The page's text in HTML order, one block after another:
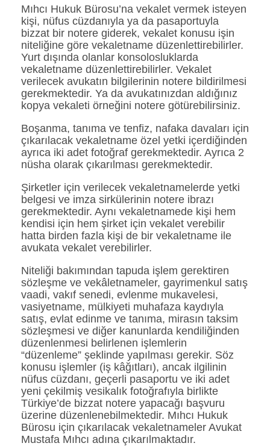
Mıhcı Hukuk Bürosu’na vekalet vermek isteyen
kişi, nüfus cüzdanıyla ya da pasaportuyla
bizzat bir notere giderek, vekalet konusu işin
niteliğine göre vekaletname düzenlettirebilirler.
Yurt dışında olanlar konsolosluklarda
vekaletname düzenlettirebilirler. Vekalet
verilecek avukatın bilgilerinin notere bildirilmesi
gerekmektedir. Ya da avukatınızdan aldığınız
kopya vekaleti örneğini notere götürebilirsiniz.
Boşanma, tanıma ve tenfiz, nafaka davaları için
çıkarılacak vekaletname özel yetki içerdiğinden
ayrıca iki adet fotoğraf gerekmektedir. Ayrıca 2
nüsha olarak çıkarılması gerekmektedir.
Şirketler için verilecek vekaletnamelerde yetki
belgesi ve imza sirkülerinin notere ibrazı
gerekmektedir. Aynı vekaletnamede kişi hem
kendisi için hem şirket için vekalet verebilir
hatta birden fazla kişi de bir vekaletname ile
avukata vekalet verebilirler.
Niteliği bakımından tapuda işlem gerektiren
sözleşme ve vekâletnameler, gayrimenkul satış
vaadi, vakıf senedi, evlenme mukavelesi,
vasiyetname, mülkiyeti muhafaza kaydıyla
satış, evlat edinme ve tanıma, mirasın taksim
sözleşmesi ve diğer kanunlarda kendiliğinden
düzenlenmesi belirlenen işlemlerin
“düzenleme” şeklinde yapılması gerekir. Söz
konusu işlemler (iş kâğıtları), ancak ilgilinin
nüfus cüzdanı, geçerli pasaportu ve iki adet
yeni çekilmiş vesikalık fotoğrafıyla birlikte
Türkiye’de bizzat notere yapacağı başvuru
üzerine düzenlenebilmektedir. Mıhcı Hukuk
Bürosu için çıkarılacak vekaletnameler Avukat
Mustafa Mıhcı adına çıkarılmaktadır.